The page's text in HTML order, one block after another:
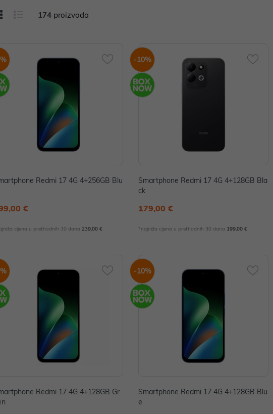
174 proizvoda
Redmi 17 4G 4+256GB Blu
€
cijena u prethodnih 30 dana 239,00 €
-10%
Smartphone Redmi 17 4G 4+128GB Bla
ck
179,00 €
*najniža cijena u prethodnih 30 dana 199,00 €
Redmi 17 4G 4+128GB Gr
-10%
Smartphone Redmi 17 4G 4+128GB Blu
e